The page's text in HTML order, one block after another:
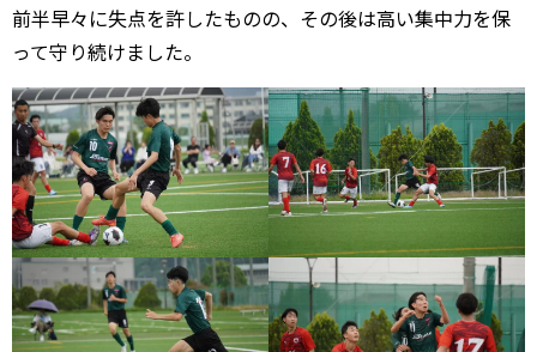
前半早々に失点を許したものの、その後は高い集中力を保
って守り続けました。